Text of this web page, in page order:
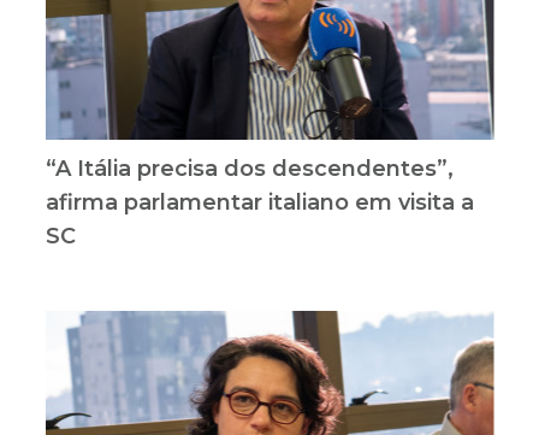
“A Itália precisa dos descendentes”,
afirma parlamentar italiano em visita a
SC